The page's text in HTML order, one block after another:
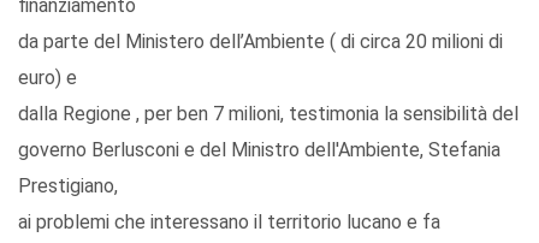
finanziamento
da parte del Ministero dell’Ambiente ( di circa 20 milioni di
euro) e
dalla Regione , per ben 7 milioni, testimonia la sensibilità del
governo Berlusconi e del Ministro dell'Ambiente, Stefania
Prestigiano,
ai problemi che interessano il territorio lucano e fa